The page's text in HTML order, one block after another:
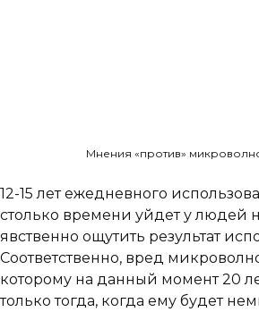
Мнения «против»
12-15 лет ежедневного
столько времени уйдет у людей
явственно ощутить результат
Соответственно, вред
которому на данный момент 20
только тогда, когда ему будет